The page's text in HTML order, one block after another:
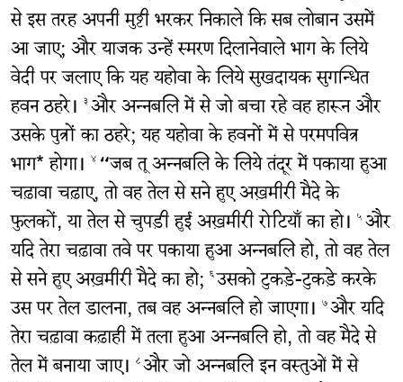
से इस तरह अपनी मुट्ठी भरकर निकाले कि सब लोबान उसमें
आ जाए; और याजक उन्हें स्मरण दिलानेवाले भाग के लिये
वेदी पर जलाए कि यह यहोवा के लिये सुखदायक सुगन्धित
हवन ठहरे। ३और अन्नबलि में से जो बचा रहे वह हारून और
उसके पुत्रों का ठहरे; यह यहोवा के हवनों में से परमपवित्र
भाग* होगा। ४“जब तू अन्नबलि के लिये तंदूर में पकाया हुआ
चढ़ावा चढ़ाए, तो वह तेल से सने हुए अख़मीरी मैदे के
फुलकों, या तेल से चुपड़ी हुई अख़मीरी रोटियाँ का हो। ५और
यदि तेरा चढ़ावा तवे पर पकाया हुआ अन्नबलि हो, तो वह तेल
से सने हुए अख़मीरी मैदे का हो; ६उसको टुकड़े-टुकड़े करके
उस पर तेल डालना, तब वह अन्नबलि हो जाएगा। ७और यदि
तेरा चढ़ावा कढ़ाही में तला हुआ अन्नबलि हो, तो वह मैदे से
तेल में बनाया जाए। ८और जो अन्नबलि इन वस्तुओं में से